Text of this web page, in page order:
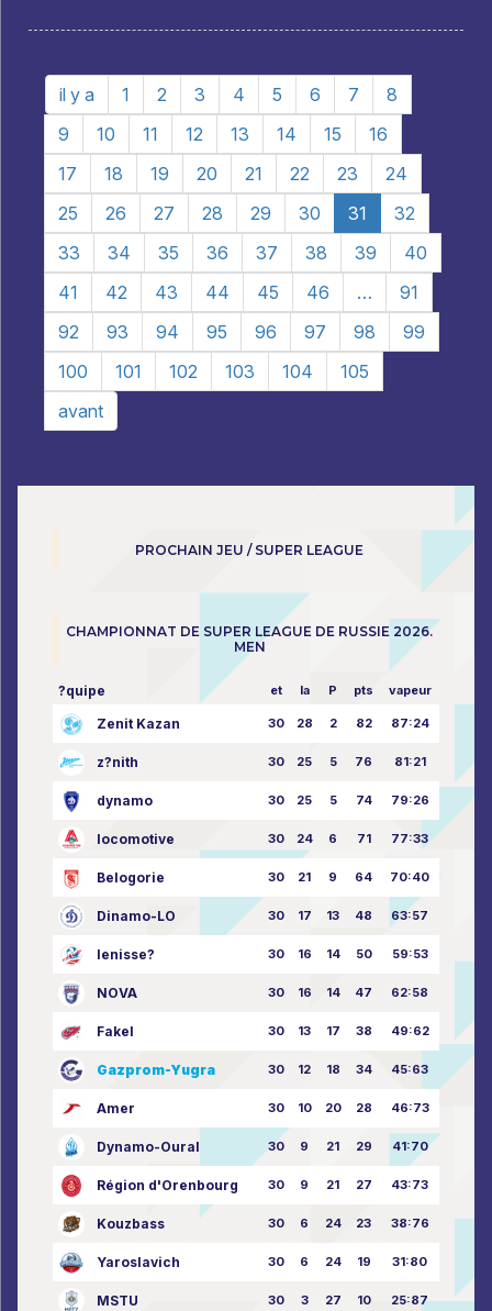
il y a 1 2 3 4 5 6 7
8
9
10 11 12 13 14 15
16
17
18 19 20 21 22 23
24
25
26 27 28 29 30 31
32
33
34 35 36 37 38 39
40
41
42 43 44 45 46 …
91
92
93 94 95 96 97 98
99
100
101 102 103 104
105
avant
PROCHAIN JEU / SUPER LEAGUE
CHAMPIONNAT DE SUPER LEAGUE DE RUSSIE 2026.
MEN
?quipe et la P pts vapeur
Zenit Kazan 30 28 2 82 87:24
z?nith 30 25 5 76 81:21
dynamo 30 25 5 74 79:26
locomotive 30 24 6 71 77:33
Belogorie 30 21 9 64 70:40
Dinamo-LO 30 17 13 48 63:57
Ienisse? 30 16 14 50 59:53
NOVA 30 16 14 47 62:58
Fakel 30 13 17 38 49:62
Gazprom-Yugra 30 12 18 34 45:63
Amer 30 10 20 28 46:73
Dynamo-Oural 30 9 21 29 41:70
Région d'Orenbourg 30 9 21 27 43:73
Kouzbass 30 6 24 23 38:76
Yaroslavich 30 6 24 19 31:80
MSTU 30 3 27 10 25:87